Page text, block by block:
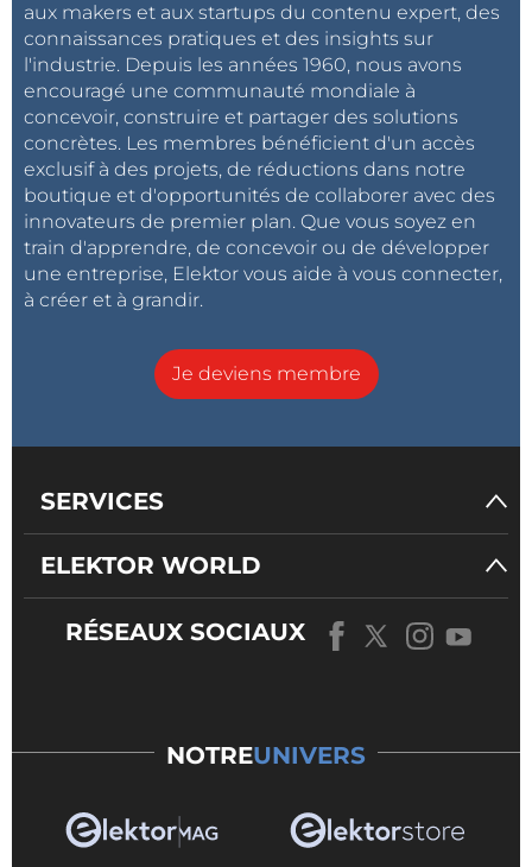
aux makers et aux startups du contenu expert, des
connaissances pratiques et des insights sur
l'industrie. Depuis les années 1960, nous avons
encouragé une communauté mondiale à
concevoir, construire et partager des solutions
concrètes. Les membres bénéficient d'un accès
exclusif à des projets, de réductions dans notre
boutique et d'opportunités de collaborer avec des
innovateurs de premier plan. Que vous soyez en
train d'apprendre, de concevoir ou de développer
une entreprise, Elektor vous aide à vous connecter,
à créer et à grandir.
Je deviens membre
SERVICES
ELEKTOR WORLD
RÉSEAUX SOCIAUX
NOTREUNIVERS